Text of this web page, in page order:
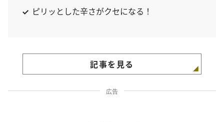
ピリッとした辛さがクセになる！
記事を見る
広告